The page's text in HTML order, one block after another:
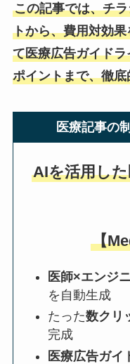
この記事では、チ
トから、費用対効
て医療広告ガイド
ポイントまで、徹
医療記事の
AIを活用し
【
医師×エンジ
を自動生成
たった数クリ
完成
医療広告ガイ